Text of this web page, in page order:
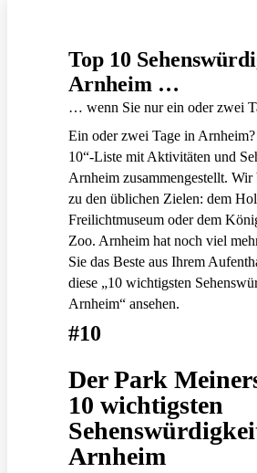
Top 10
Arnheim …
… wenn Sie nur ein oder zwei
Ein oder zwei Tage in
10“-Liste mit Aktivitäten und
Arnheim zusammengestellt.
zu den üblichen Zielen: dem
Freilichtmuseum oder dem
Zoo. Arnheim hat noch viel
Sie das Beste aus Ihrem
diese „10 wichtigsten
Arnheim“ ansehen.
#10
Der Park
10 wichtigsten
Arnheim